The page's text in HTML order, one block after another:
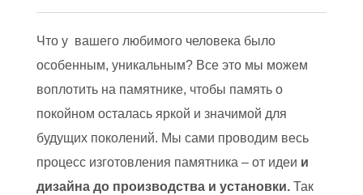
Что у вашего любимого человека было
особенным, уникальным? Все это мы можем
воплотить на памятнике, чтобы память о
покойном осталась яркой и значимой для
будущих поколений. Мы сами проводим весь
процесс изготовления памятника – от идеи и
дизайна до производства и установки.Так